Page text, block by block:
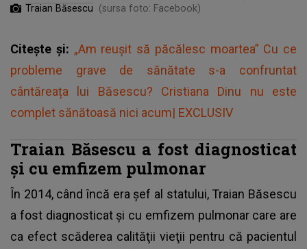
Traian Băsescu (sursa foto: Facebook)
Citește și: „Am reușit să păcălesc moartea” Cu ce
probleme grave de sănătate s-a confruntat
cântăreața lui Băsescu? Cristiana Dinu nu este
complet sănătoasă nici acum| EXCLUSIV
Traian Băsescu a fost diagnosticat
și cu emfizem pulmonar
În 2014, când încă era șef al statului, Traian Băsescu
a fost diagnosticat și cu emfizem pulmonarcare are
ca efect scăderea calităţii vieţii pentru că pacientul